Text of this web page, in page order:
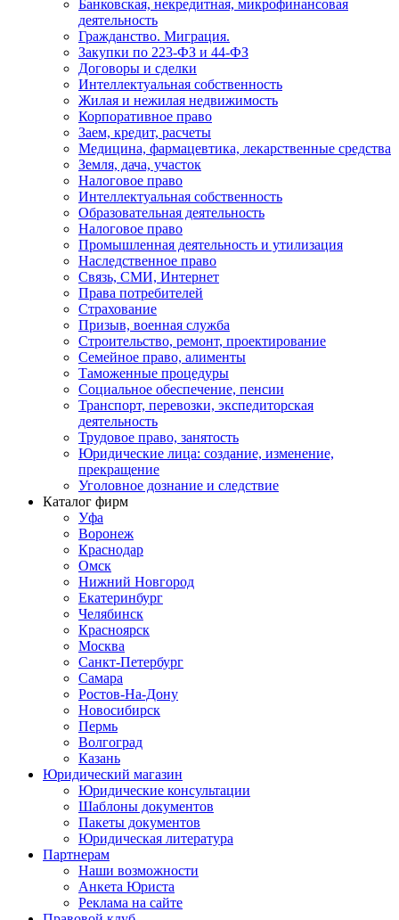
Банковская, некредитная, микрофинансовая
деятельность
Гражданство. Миграция.
Закупки по 223-ФЗ и 44-ФЗ
Договоры и сделки
Интеллектуальная собственность
Жилая и нежилая недвижимость
Корпоративное право
Заем, кредит, расчеты
Медицина, фармацевтика, лекарственные средства
Земля, дача, участок
Налоговое право
Интеллектуальная собственность
Образовательная деятельность
Налоговое право
Промышленная деятельность и утилизация
Наследственное право
Связь, СМИ, Интернет
Права потребителей
Страхование
Призыв, военная служба
Строительство, ремонт, проектирование
Семейное право, алименты
Таможенные процедуры
Социальное обеспечение, пенсии
Транспорт, перевозки, экспедиторская
деятельность
Трудовое право, занятость
Юридические лица: создание, изменение,
прекращение
Уголовное дознание и следствие
Каталог фирм
Уфа
Воронеж
Краснодар
Омск
Нижний Новгород
Екатеринбург
Челябинск
Красноярск
Москва
Санкт-Петербург
Самара
Ростов-На-Дону
Новосибирск
Пермь
Волгоград
Казань
Юридический магазин
Юридические консультации
Шаблоны документов
Пакеты документов
Юридическая литература
Партнерам
Наши возможности
Анкета Юриста
Реклама на сайте